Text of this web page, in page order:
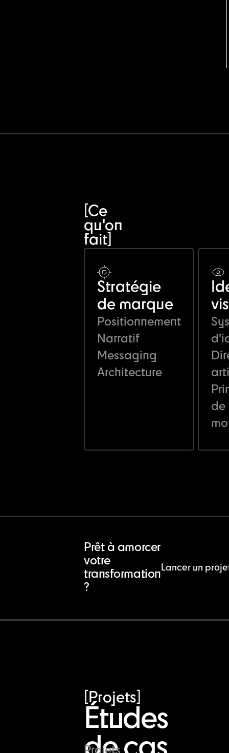
[Ce
qu'on
fait]
Stratégie
de marque
Positionnement
Narratif
Messaging
Architecture
de
Prêt à amorcer
votre
transformation
?
Lancer un
[Projets]
Études
Projets